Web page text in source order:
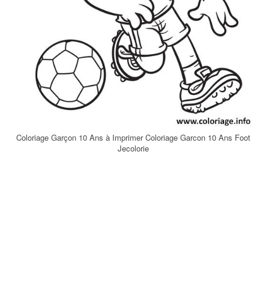
Coloriage Garçon 10 Ans à Imprimer Coloriage Garcon 10 Ans Foot
Jecolorie